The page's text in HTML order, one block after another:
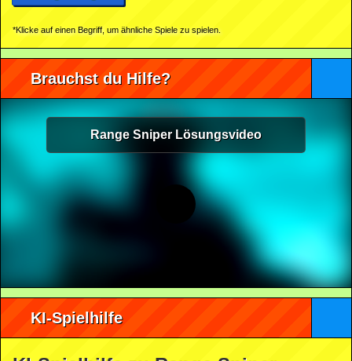
*Klicke auf einen Begriff, um ähnliche Spiele zu spielen.
Brauchst du Hilfe?
Range Sniper Lösungsvideo
KI-Spielhilfe